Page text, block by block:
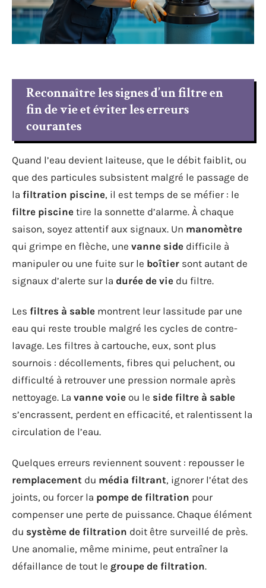
Reconnaître les signes d’un filtre en
fin de vie et éviter les erreurs
courantes
Quand l’eau devient laiteuse, que le débit faiblit, ou
que des particules subsistent malgré le passage de
la filtration piscine, il est temps de se méfier : le
filtre piscine tire la sonnette d’alarme. À chaque
saison, soyez attentif aux signaux. Un manomètre
qui grimpe en flèche, une vanne side difficile à
manipuler ou une fuite sur le boîtier sont autant de
signaux d’alerte sur la durée de vie du filtre.
Les filtres à sable montrent leur lassitude par une
eau qui reste trouble malgré les cycles de contre-
lavage. Les filtres à cartouche, eux, sont plus
sournois : décollements, fibres qui peluchent, ou
difficulté à retrouver une pression normale après
nettoyage. La vanne voie ou le side filtre à sable
s’encrassent, perdent en efficacité, et ralentissent la
circulation de l’eau.
Quelques erreurs reviennent souvent : repousser le
remplacement du média filtrant, ignorer l’état des
joints, ou forcer la pompe de filtration pour
compenser une perte de puissance. Chaque élément
du système de filtration doit être surveillé de près.
Une anomalie, même minime, peut entraîner la
défaillance de tout le groupe de filtration.